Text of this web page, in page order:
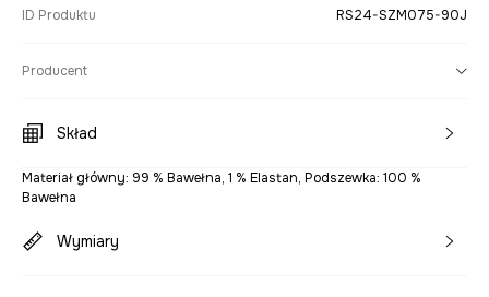
ID Produktu RS24-SZM075-90J
Producent
Skład
Materiał główny: 99 % Bawełna, 1 % Elastan, Podszewka: 100 %
Bawełna
Wymiary